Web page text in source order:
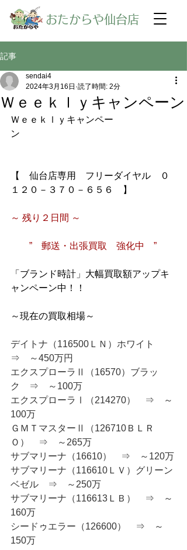
​おたからや仙台店
記事
Ｗｅｅｋｌｙキャンペーン
sendai4
2024年3月16日 読了時間: 2分
Ｗｅｅｋｌｙキャンペー
ン
【　仙台店専用　フリーダイヤル　０
１２０－３７０－６５６　】
～ 残り２日間 ～
”　郵送・出張買取　強化中　”
「ブランド時計」大幅買取額アップキ
ャンペーン中！！
～現在の買取相場～
デイトナ（116500ＬＮ）ホワイト
⇒　～450万円
エクスプローラⅡ（16570）ブラッ
ク　⇒　～100万
エクスプローラⅠ（214270）　⇒　～
100万
ＧＭＴマスターⅡ（126710ＢＬＲ
Ｏ）　⇒　～265万
サブマリーナ（16610）　⇒　～120万
サブマリーナ（116610ＬＶ）グリーン
ベゼル　⇒　～250万
サブマリーナ（116613ＬＢ）　⇒　～
160万
シードゥエラー（126600）　⇒　～
150万